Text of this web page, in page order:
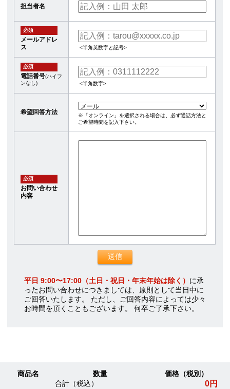
担当者名
必須
メールアドレ
ス
<半角英数字と記号>
必須
電話番号(ハイフ
ンなし)
<半角数字>
希望回答方法
※「オンライン」を選択される場合は、必ず通話方法と
ご希望時間を記入下さい。
必須
お問い合わせ
内容
平日 9:00〜17:00（土日・祝日・年末年始は除く） に承
ったお問い合わせにつきましては、原則として当日中に
ご回答いたします。 ただし、ご回答内容によっては少々
お時間を頂くこともございます。 何卒ご了承下さい。
商品名 数量
価格（税別）
合計（税込）
0円